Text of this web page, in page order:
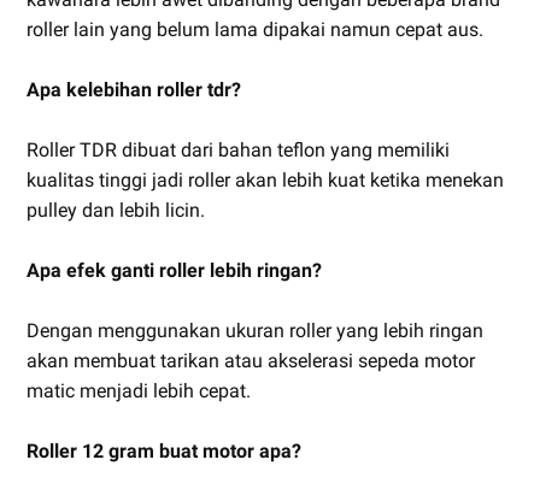
roller lain yang belum lama dipakai namun cepat aus.
Apa kelebihan roller tdr?
Roller TDR dibuat dari bahan teflon yang memiliki
kualitas tinggi jadi roller akan lebih kuat ketika menekan
pulley dan lebih licin.
Apa efek ganti roller lebih ringan?
Dengan menggunakan ukuran roller yang lebih ringan
akan membuat tarikan atau akselerasi sepeda motor
matic menjadi lebih cepat.
Roller 12 gram buat motor apa?